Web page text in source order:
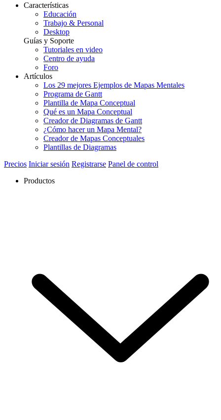
Características
Educación
Trabajo & Personal
Desktop
Guías y Soporte
Tutoriales en video
Centro de ayuda
Foro
Artículos
Los 29 mejores Ejemplos de Mapas Mentales
Programa de Gantt
Plantilla de Mapa Conceptual
Qué es un Mapa Conceptual
Creador de Diagramas de Gantt
¿Cómo hacer un Mapa Mental?
Creador de Mapas Conceptuales
Plantillas de Diagramas
Precios Iniciar sesión Registrarse Panel de control
Productos